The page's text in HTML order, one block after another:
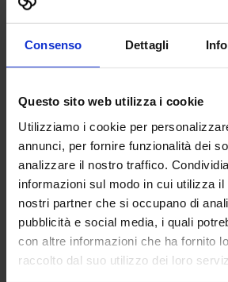
Consenso Dettagli
Questo sito web utilizza i cookie
Utilizziamo i cookie per
annunci, per fornire funzionalità dei
analizzare il nostro traffico.
informazioni sul modo in cui utilizza
nostri partner che si occupano di
pubblicità e social media, i quali
con altre informazioni che ha fornito
raccolto dal suo utilizzo dei loro
AB FONDERIE
SUBFORNITURA
AB Fonderie Italia è il più qualificato
fonderie. Utilizziamo tutte le
fonderia in conchiglia alla
terra e...
Padiglione:Pad. 25